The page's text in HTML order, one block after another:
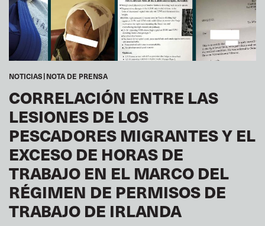
NOTICIAS NOTA DE PRENSA
CORRELACIÓN ENTRE LAS
LESIONES DE LOS
PESCADORES MIGRANTES Y EL
EXCESO DE HORAS DE
TRABAJO EN EL MARCO DEL
RÉGIMEN DE PERMISOS DE
TRABAJO DE IRLANDA